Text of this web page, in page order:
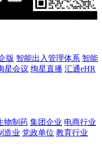
版 智能出入管理体系 智能
星会议 绚星直播 汇通eHR
物制药 集团企业 电商行业
造业 党政单位 教育行业